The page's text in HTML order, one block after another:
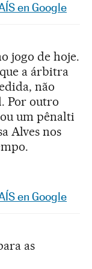
Sociales
en Google
jogo de hoje.
a árbitra
não
Por outro
um pênalti
Alves nos
Sociales
en Google
as